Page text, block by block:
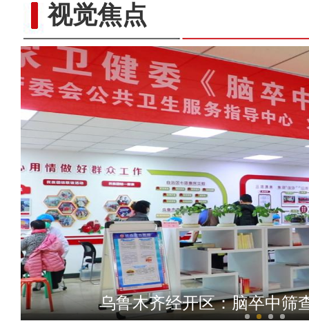
视觉焦点香港背靠祖国联通世界主题
乌鲁木齐经开区：脑卒中筛